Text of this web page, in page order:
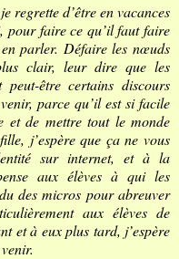
regrette d’être en vacances
pour faire ce qu’il faut faire
parler. Défaire les nœuds
clair, leur dire que les
être certains discours
parce qu’il est si facile
et de mettre tout le monde
j’espère que ça ne vous
sur internet, et à la
aux élèves à qui les
des micros pour abreuver
aux élèves de
et à eux plus tard, j’espère